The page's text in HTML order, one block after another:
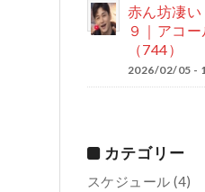
赤ん坊凄
９｜アコ
（744）
2026/02/05 -
カテゴリー
スケジュール (4)